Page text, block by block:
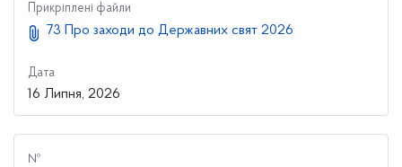
Прикріплені файли
73 Про заходи до Державних свят 2026
Дата
16 Липня, 2026
№